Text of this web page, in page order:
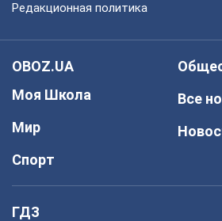
Редакционная политика
OBOZ.UA
Моя Школа
Мир
Спорт
Все
ГДЗ